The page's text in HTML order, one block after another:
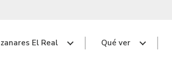
El Real Qué ver